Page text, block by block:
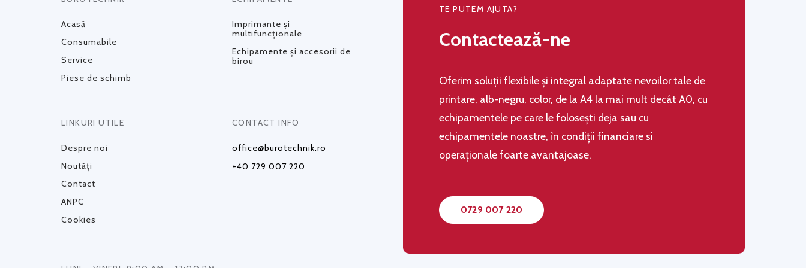
Acasă
Consumabile
Service
Piese de schimb
Imprimante și
multifuncționale
Echipamente și accesorii de
birou
LINKURI UTILE
Despre noi
Noutăți
Contact
ANPC
Cookies
CONTACT INFO
office@burotechnik.ro
+40 729 007 220
TE PUTEM AJUTA?
Contactează-ne
Oferim soluţii flexibile şi integral adaptate nevoilor tale de
printare, alb-negru, color, de la A4 la mai mult decât A0, cu
echipamentele pe care le folosești deja sau cu
echipamentele noastre, în condiţii financiare si
operaţionale foarte avantajoase.
0729 007 220